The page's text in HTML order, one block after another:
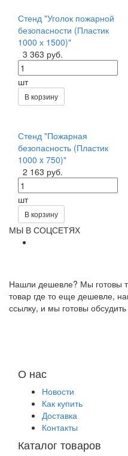
Стенд "Уголок пожарной
безопасности (Пластик
1000 х 1500)"
3 363 руб.
шт
В корзину
Стенд "Пожарная
безопасность (Пластик
1000 x 750)"
2 163 руб.
шт
В корзину
МЫ В СОЦСЕТЯХ
Нашли дешевле? Мы готовы
товар где то еще дешевле,
ссылку, и мы готовы
О нас
Новости
Как купить
Доставка
Контакты
Каталог товаров